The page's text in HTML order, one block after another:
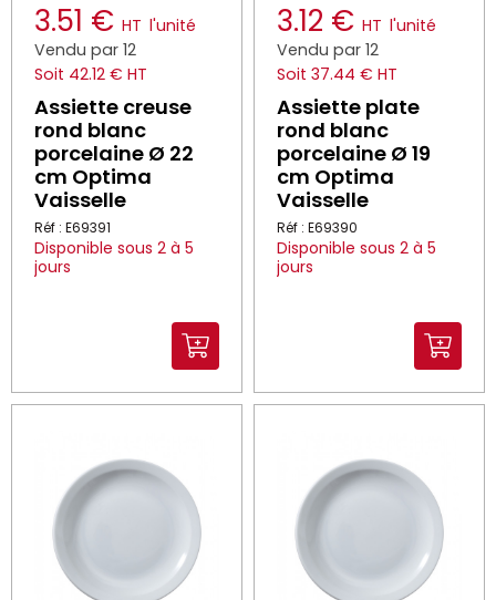
3.51 € HT l'unité
Vendu par 12
Soit 42.12 € HT
Assiette creuse
rond blanc
porcelaine Ø 22
cm Optima
Vaisselle
Réf : E69391
Disponible sous 2 à 5
jours
3.12 € HT l'unité
Vendu par 12
Soit 37.44 € HT
Assiette plate
rond blanc
porcelaine Ø 19
cm Optima
Vaisselle
Réf : E69390
Disponible sous 2 à 5
jours